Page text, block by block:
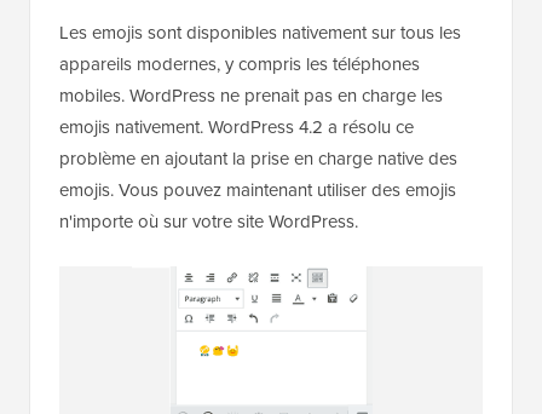
Les emojis sont disponibles nativement sur tous les
appareils modernes, y compris les téléphones
mobiles. WordPress ne prenait pas en charge les
emojis nativement. WordPress 4.2 a résolu ce
problème en ajoutant la prise en charge native des
emojis. Vous pouvez maintenant utiliser des emojis
n'importe où sur votre site WordPress.